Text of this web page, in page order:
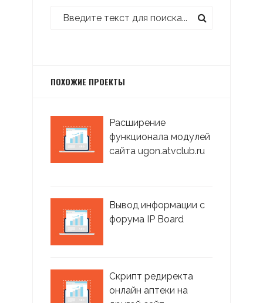
ПОХОЖИЕ ПРОЕКТЫ
Расширение
функционала модулей
сайта ugon.atvclub.ru
Вывод информации с
форума IP Board
Скрипт редиректа
онлайн аптеки на